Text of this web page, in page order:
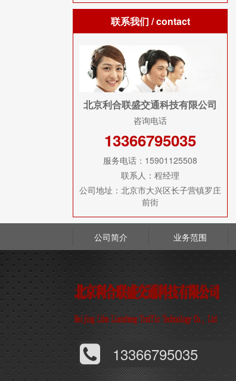
联系我们 / contact
北京利合联盛交通科技有限公司
咨询电话
13366795035
服务电话：15901125508
联系人：程经理
公司地址：北京市大兴区长子营镇罗庄
前街
公司简介 业务范围
13366795035